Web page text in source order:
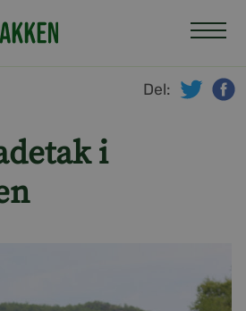
Del:
i